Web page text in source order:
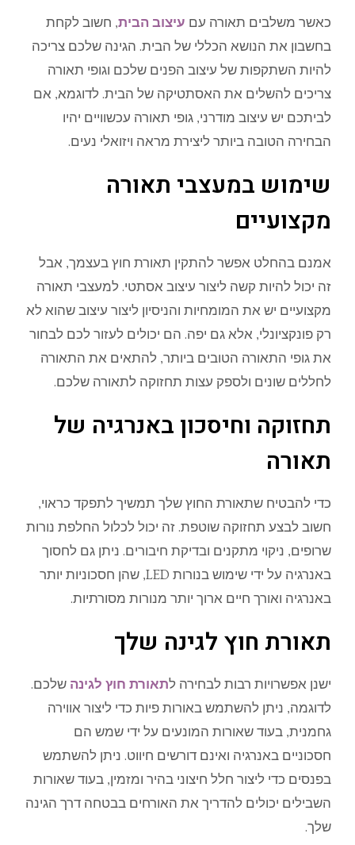
כאשר משלבים תאורה עם עיצוב הבית, חשוב לקחת
בחשבון את הנושא הכללי של הבית. הגינה שלכם צריכה
להיות השתקפות של עיצוב הפנים שלכם וגופי תאורה
צריכים להשלים את האסתטיקה של הבית. לדוגמא, אם
לביתכם יש עיצוב מודרני, גופי תאורה עכשוויים יהיו
הבחירה הטובה ביותר ליצירת מראה ויזואלי נעים.
שימוש במעצבי תאורה
מקצועיים
אמנם בהחלט אפשר להתקין תאורת חוץ בעצמך, אבל
זה יכול להיות קשה ליצור עיצוב אסתטי. למעצבי תאורה
מקצועיים יש את המומחיות והניסיון ליצור עיצוב שהוא לא
רק פונקציונלי, אלא גם יפה. הם יכולים לעזור לכם לבחור
את גופי התאורה הטובים ביותר, להתאים את התאורה
לחללים שונים ולספק עצות תחזוקה לתאורה שלכם.
תחזוקה וחיסכון באנרגיה של
תאורה
כדי להבטיח שתאורת החוץ שלך תמשיך לתפקד כראוי,
חשוב לבצע תחזוקה שוטפת. זה יכול לכלול החלפת נורות
שרופים, ניקוי מתקנים ובדיקת חיבורים. ניתן גם לחסוך
באנרגיה על ידי שימוש בנורות LED, שהן חסכוניות יותר
באנרגיה ואורך חיים ארוך יותר מנורות מסורתיות.
תאורת חוץ לגינה שלך
ישנן אפשרויות רבות לבחירה לתאורת חוץ לגינה שלכם.
לדוגמה, ניתן להשתמש באורות פיות כדי ליצור אווירה
גחמנית, בעוד שאורות המונעים על ידי שמש הם
חסכוניים באנרגיה ואינם דורשים חיווט. ניתן להשתמש
בפנסים כדי ליצור חלל חיצוני בהיר ומזמין, בעוד שאורות
השבילים יכולים להדריך את האורחים בבטחה דרך הגינה
שלך.